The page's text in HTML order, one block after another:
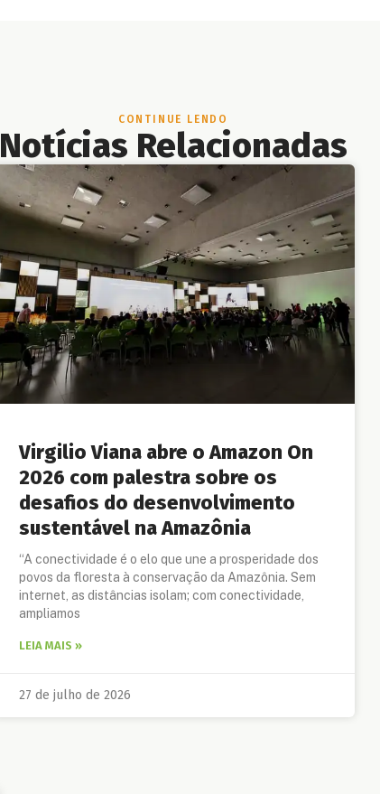
CONTINUE LENDO
Notícias Relacionadas
Virgilio Viana abre o Amazon On
2026 com palestra sobre os
desafios do desenvolvimento
sustentável na Amazônia
“A conectividade é o elo que une a prosperidade dos
povos da floresta à conservação da Amazônia. Sem
internet, as distâncias isolam; com conectividade,
ampliamos
LEIA MAIS »
27 de julho de 2026